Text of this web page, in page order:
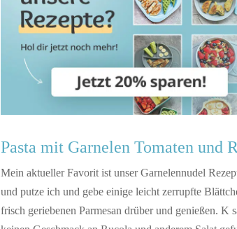
Pasta mit Garnelen Tomaten und
Mein aktueller Favorit ist unser Garnelennudel
und putze ich und gebe einige leicht zerrupfte
frisch geriebenen Parmesan drüber und genießen. K